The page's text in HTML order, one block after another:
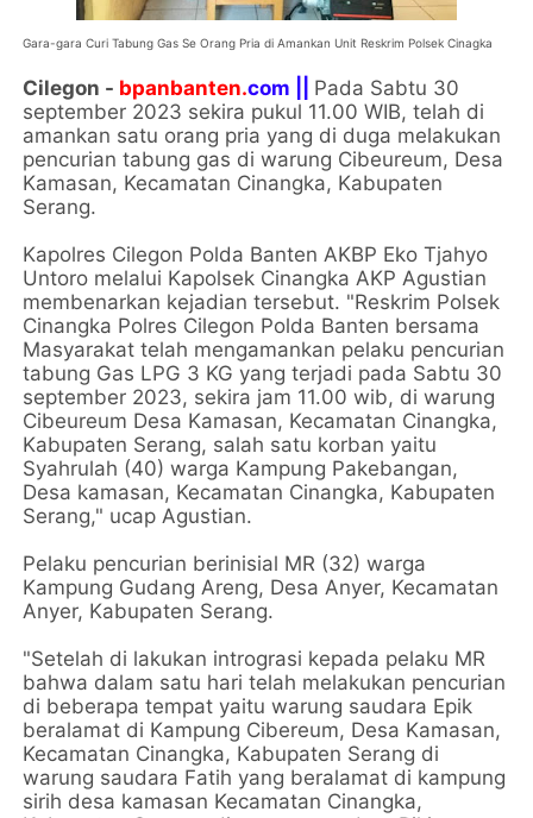
Gara-gara Curi Tabung Gas Se Orang Pria di Amankan Unit Reskrim Polsek Cinagka
Cilegon - bpanbanten.com || Pada Sabtu 30
september 2023 sekira pukul 11.00 WIB, telah di
amankan satu orang pria yang di duga melakukan
pencurian tabung gas di warung Cibeureum, Desa
Kamasan, Kecamatan Cinangka, Kabupaten
Serang.
Kapolres Cilegon Polda Banten AKBP Eko Tjahyo
Untoro melalui Kapolsek Cinangka AKP Agustian
membenarkan kejadian tersebut. "Reskrim Polsek
Cinangka Polres Cilegon Polda Banten bersama
Masyarakat telah mengamankan pelaku pencurian
tabung Gas LPG 3 KG yang terjadi pada Sabtu 30
september 2023, sekira jam 11.00 wib, di warung
Cibeureum Desa Kamasan, Kecamatan Cinangka,
Kabupaten Serang, salah satu korban yaitu
Syahrulah (40) warga Kampung Pakebangan,
Desa kamasan, Kecamatan Cinangka, Kabupaten
Serang," ucap Agustian.
Pelaku pencurian berinisial MR (32) warga
Kampung Gudang Areng, Desa Anyer, Kecamatan
Anyer, Kabupaten Serang.
"Setelah di lakukan intrograsi kepada pelaku MR
bahwa dalam satu hari telah melakukan pencurian
di beberapa tempat yaitu warung saudara Epik
beralamat di Kampung Cibereum, Desa Kamasan,
Kecamatan Cinangka, Kabupaten Serang di
warung saudara Fatih yang beralamat di kampung
sirih desa kamasan Kecamatan Cinangka,